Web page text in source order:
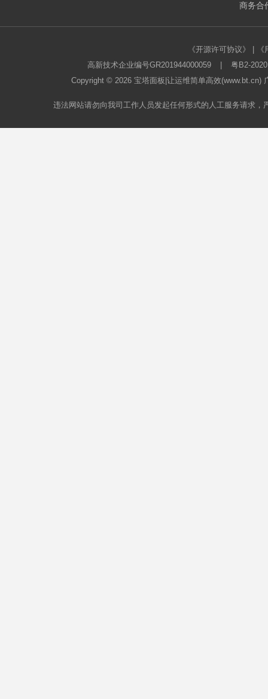
商务合
《开源许可协议》
高新技术企业编号GR201944000059
粤B2-
Copyright © 2026 宝塔面板 |让运维简单高效
违法网站请勿向我司工作人员发起任何形式的人工服务请求，